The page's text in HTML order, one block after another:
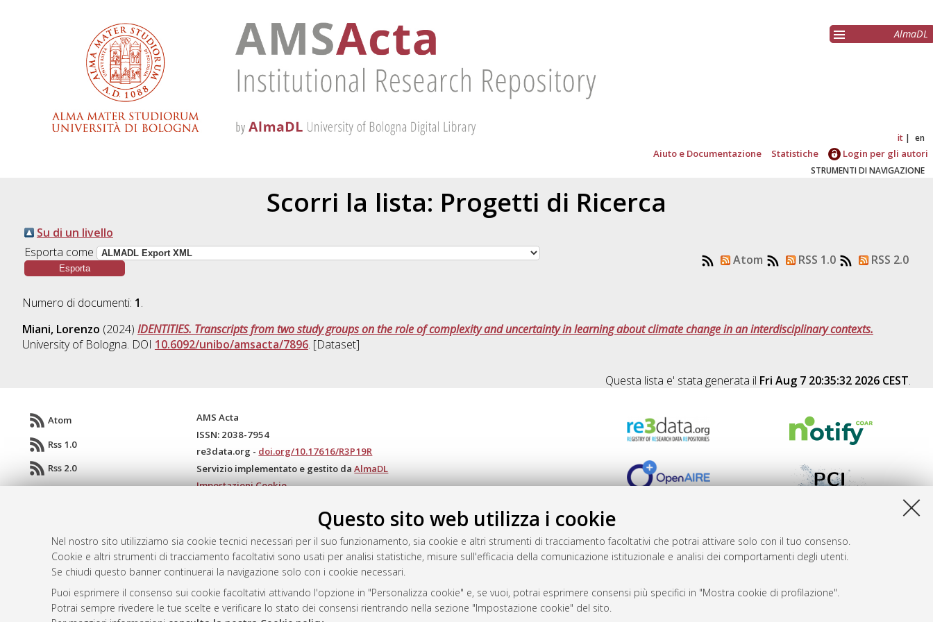
Questo sito web utilizza i cookie
Nel nostro sito utilizziamo sia cookie tecnici necessari per il suo funzionamento, sia cookie e altri strumenti di tracciamento facoltativi che potrai attivare solo con il tuo consenso.
Cookie e altri strumenti di tracciamento facoltativi sono usati per analisi statistiche, misure sull'efficacia della comunicazione istituzionale e analisi dei comportamenti degli utenti.
Se chiudi questo banner continuerai la navigazione solo con i cookie necessari.
Puoi esprimere il consenso sui cookie facoltativi attivando l'opzione in "Personalizza cookie" e, se vuoi, potrai esprimere consensi più specifici in "Mostra cookie di profilazione".
Potrai sempre rivedere le tue scelte e verificare lo stato dei consensi rientrando nella sezione "Impostazione cookie" del sito.
AlmaDL
it en
Aiuto e Documentazione Statistiche Login per gli autori
STRUMENTI DI NAVIGAZIONE
Scorri la lista: Progetti di Ricerca
Su di un livello
Esporta come
Atom RSS 1.0 RSS 2.0
Numero di documenti: 1.
Miani, Lorenzo (2024) IDENTITIES. Transcripts from two study groups on the role of complexity and uncertainty in learning about climate change in an interdisciplinary contexts.
University of Bologna. DOI 10.6092/unibo/amsacta/7896. [Dataset]
Questa lista e' stata generata il Fri Aug 7 20:35:32 2026 CEST.
Atom
Rss 1.0
Rss 2.0
AMS Acta
ISSN: 2038-7954
re3data.org - doi.org/10.17616/R3P19R
Servizio implementato e gestito daAlmaDL
Impostazioni Cookie
Mission e policies del repository